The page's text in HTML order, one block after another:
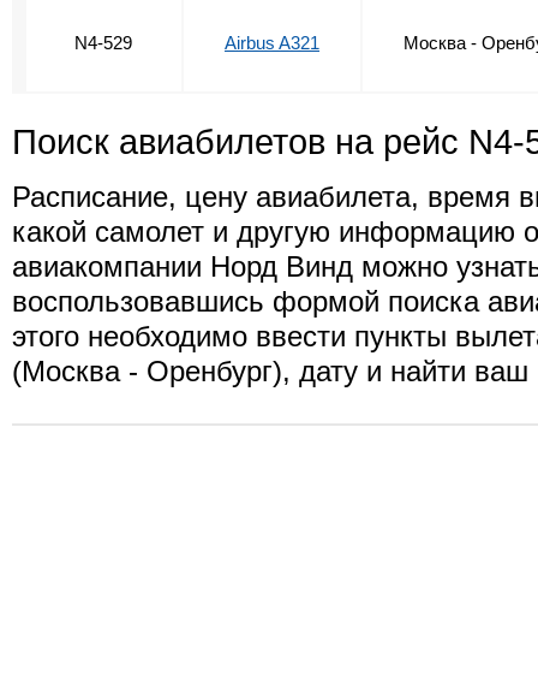
N4-529 Airbus A321 Москва -
Поиск авиабилетов на рейс N4-
Расписание, цену авиабилета, время
какой самолет и другую информацию
авиакомпании Норд Винд можно
воспользовавшись формой поиска
этого необходимо ввести пункты
(Москва - Оренбург), дату и найти ваш